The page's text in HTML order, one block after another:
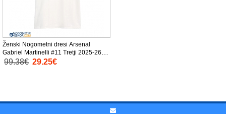
Ženski Nogometni dresi Arsenal
Gabriel Martinelli #11 Tretji 2025-26
Kratek Rokav
99.38€ 29.25€